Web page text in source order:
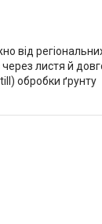
від
через листя й
обробки ґрунту